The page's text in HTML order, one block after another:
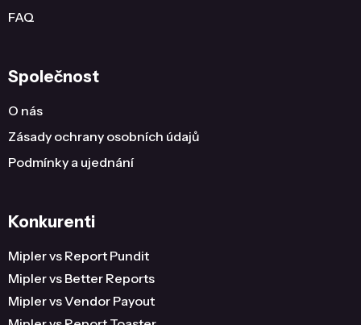
FAQ
Společnost
O nás
Zásady ochrany osobních údajů
Podmínky a ujednání
Konkurenti
Mipler vs Report Pundit
Mipler vs Better Reports
Mipler vs Vendor Payout